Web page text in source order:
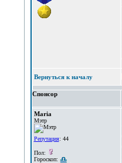
Вернуться к началу
Спонсор
Maria
Мэтр
Репутация: 44
Пол:
Гороскоп: